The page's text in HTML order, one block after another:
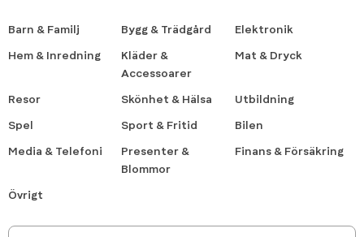
Barn & Familj Bygg & Trädgård
Elektronik
Hem & Inredning
Kläder &
Accessoarer
Mat & Dryck
Resor Skönhet & Hälsa
Utbildning
Spel
Sport & Fritid
Bilen
Media & Telefoni
Presenter &
Blommor
Finans & Försäkring
Övrigt